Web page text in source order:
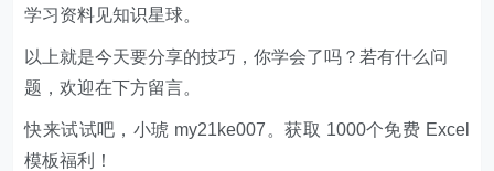
学习资料见知识星球。
以上就是今天要分享的技巧，你学会了吗？若有什么问
题，欢迎在下方留言。
快来试试吧，小琥 my21ke007。获取 1000个免费 Excel
模板福利​​​​！